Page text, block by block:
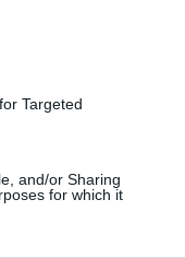
Targeted
and/or Sharing
for which it
aunque
aunque no os
toallas hasta